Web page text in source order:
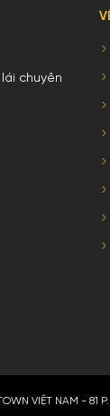
chuyên
VIỆT NAM - 81